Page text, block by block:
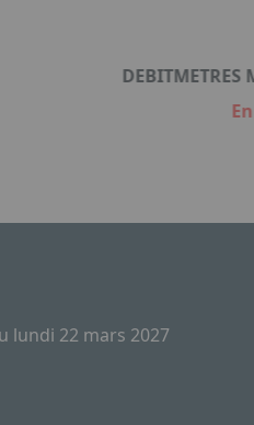
DEBITMETRES
lundi 22 mars 2027